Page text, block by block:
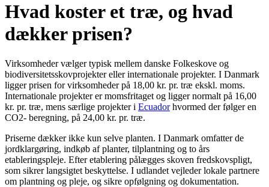
Hvad koster et træ, og hvad
dækker prisen?
Virksomheder vælger typisk mellem danske Folkeskove og
biodiversitetsskovprojekter eller internationale projekter. I Danmark
ligger prisen for virksomheder på 18,00 kr. pr. træ ekskl. moms.
Internationale projekter er momsfritaget og ligger normalt på 16,00
kr. pr. træ, mens særlige projekter i Ecuadorhvormed der følger en
CO2- beregning, på 24,00 kr. pr. træ.
Priserne dækker ikke kun selve planten. I Danmark omfatter de
jordklargøring, indkøb af planter, tilplantning og to års
etableringspleje. Efter etablering pålægges skoven fredskovspligt,
som sikrer langsigtet beskyttelse. I udlandet vejleder lokale partnere
om plantning og pleje, og sikre opfølgning og dokumentation.